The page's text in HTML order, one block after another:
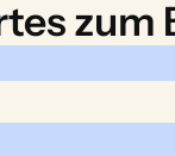
zum